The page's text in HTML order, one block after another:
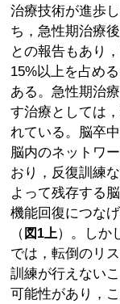
治療技術が進歩
ち，急性期治療
との報告もあり
15%以上を占め
ある。急性期治
す治療としては
れている。脳卒
脳内のネットワ
おり，反復訓練
よって残存する
機能回復につな
（ 図1上）。しか
では，転倒のリ
訓練が行えない
可能性があり，